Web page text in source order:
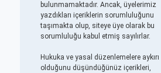
bulunmamaktadır. Ancak, üyelerimiz
yazdıkları içeriklerin sorumluluğunu
taşımakta olup, siteye üye olarak bu
sorumluluğu kabul etmiş sayılırlar.
Hukuka ve yasal düzenlemelere aykırı
olduğunu düşündüğünüz içerikleri,